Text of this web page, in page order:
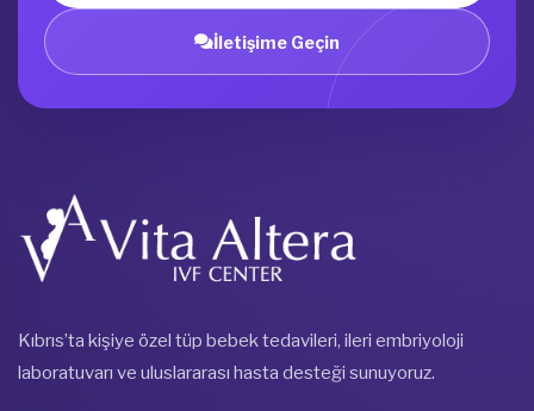
İletişime Geçin
Kıbrıs’ta kişiye özel tüp bebek tedavileri, ileri embriyoloji
laboratuvarı ve uluslararası hasta desteği sunuyoruz.